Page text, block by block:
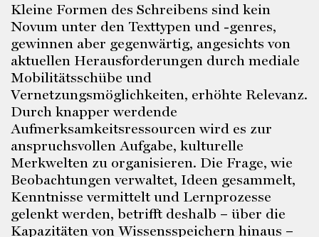
Kleine Formen des Schreibens sind kein
Novum unter den Texttypen und -genres,
gewinnen aber gegenwärtig, angesichts von
aktuellen Herausforderungen durch mediale
Mobilitätsschübe und
Vernetzungsmöglichkeiten, erhöhte Relevanz.
Durch knapper werdende
Aufmerksamkeitsressourcen wird es zur
anspruchsvollen Aufgabe, kulturelle
Merkwelten zu organisieren. Die Frage, wie
Beobachtungen verwaltet, Ideen gesammelt,
Kenntnisse vermittelt und Lernprozesse
gelenkt werden, betrifft deshalb – über die
Kapazitäten von Wissensspeichern hinaus –